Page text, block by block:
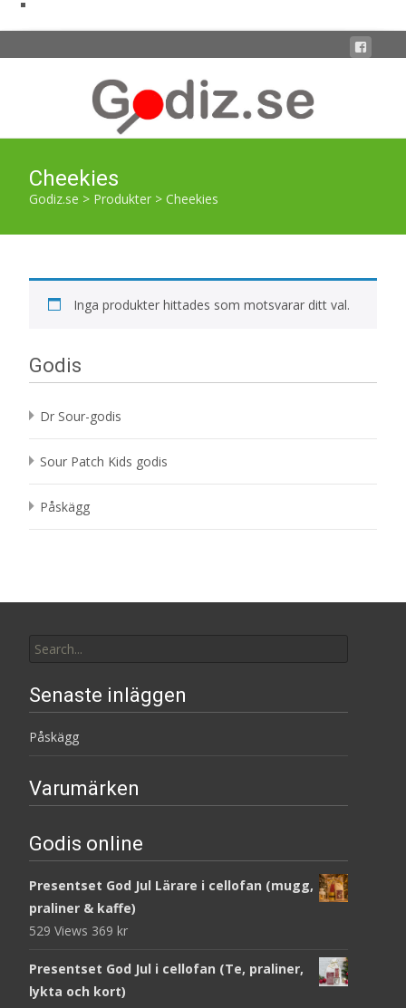
Cheekies
Godiz.se > Produkter > Cheekies
Inga produkter hittades som motsvarar ditt val.
Godis
Dr Sour-godis
Sour Patch Kids godis
Påskägg
for:
Senaste inläggen
Påskägg
Varumärken
Godis online
Presentset God Jul Lärare i cellofan (mugg,
praliner & kaffe)
529 Views 369 kr
Presentset God Jul i cellofan (Te, praliner,
lykta och kort)